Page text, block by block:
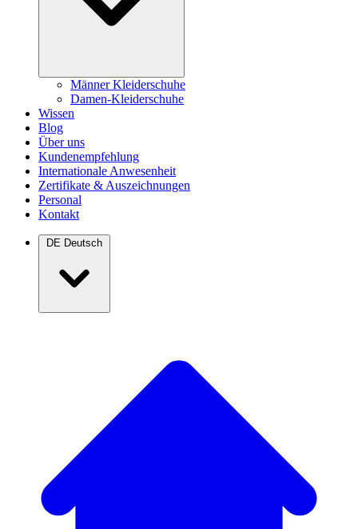
Männer Kleiderschuhe
Damen-Kleiderschuhe
Wissen
Blog
Über uns
Kundenempfehlung
Internationale Anwesenheit
Zertifikate & Auszeichnungen
Personal
Kontakt
DE Deutsch